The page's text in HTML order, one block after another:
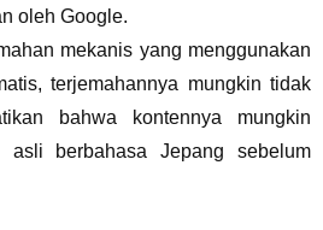
oleh Google.
mekanis yang menggunakan
terjemahannya mungkin tidak
bahwa kontennya mungkin
asli berbahasa Jepang sebelum